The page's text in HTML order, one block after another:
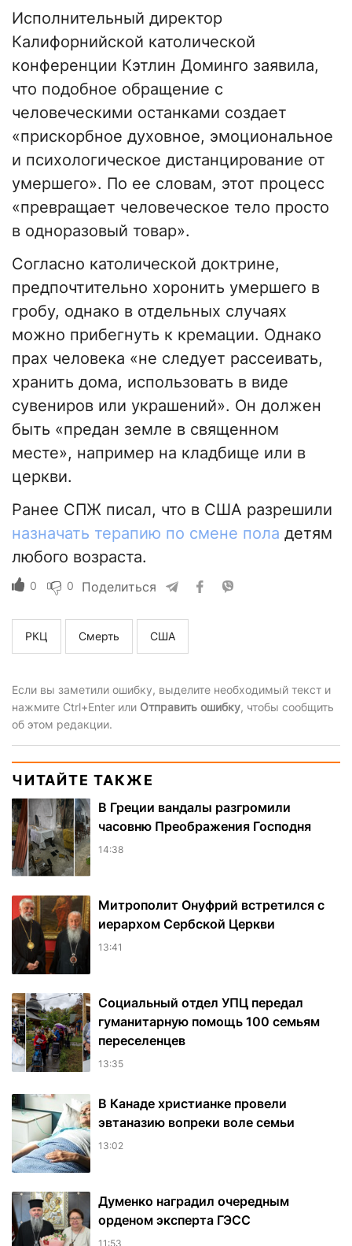
Исполнительный директор
Калифорнийской католической
конференции Кэтлин Доминго заявила,
что подобное обращение с
человеческими останками создает
«прискорбное духовное, эмоциональное
и психологическое дистанцирование от
умершего». По ее словам, этот процесс
«превращает человеческое тело просто
в одноразовый товар».
Согласно католической доктрине,
предпочтительно хоронить умершего в
гробу, однако в отдельных случаях
можно прибегнуть к кремации. Однако
прах человека «не следует рассеивать,
хранить дома, использовать в виде
сувениров или украшений». Он должен
быть «предан земле в священном
месте», например на кладбище или в
церкви.
Ранее СПЖ писал, что в США разрешили
назначать терапию по смене пола детям
любого возраста.
0 0 Поделиться
РКЦ Смерть США
Если вы заметили ошибку, выделите необходимый текст и
нажмите Ctrl+Enter или Отправить ошибку, чтобы сообщить
об этом редакции.
ЧИТАЙТЕ ТАКЖЕ
В Греции вандалы разгромили
часовню Преображения Господня
14:38
Митрополит Онуфрий встретился с
иерархом Сербской Церкви
13:41
Социальный отдел УПЦ передал
гуманитарную помощь 100 семьям
переселенцев
13:35
В Канаде христианке провели
эвтаназию вопреки воле семьи
13:02
Думенко наградил очередным
орденом эксперта ГЭСС
11:53